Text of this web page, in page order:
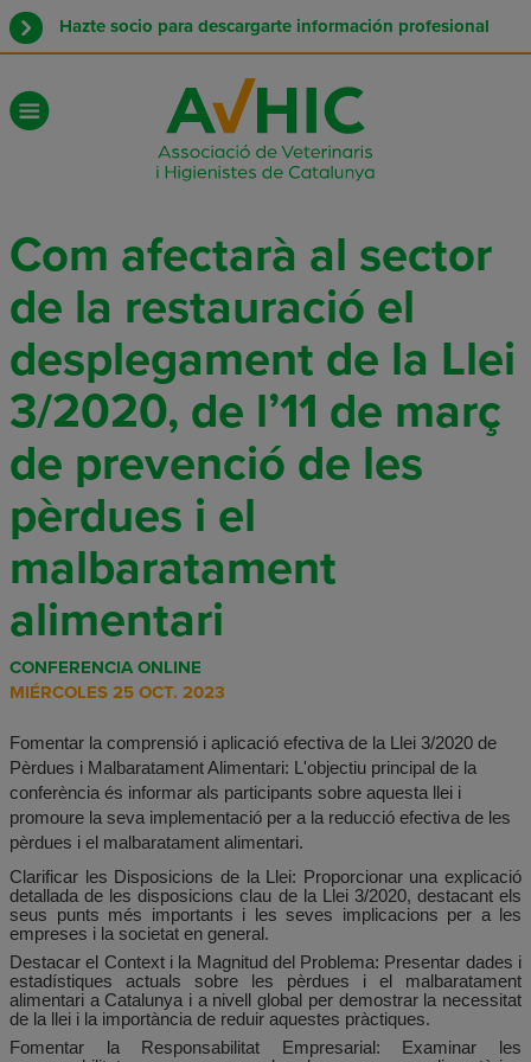
Hazte socio para descargarte información profesional
Com afectarà al sector
de la restauració el
desplegament de la Llei
3/2020, de l’11 de març
de prevenció de les
pèrdues i el
malbaratament
alimentari
CONFERENCIA ONLINE
MIÉRCOLES 25 OCT. 2023
Fomentar la comprensió i aplicació efectiva de la Llei 3/2020 de
Pèrdues i Malbaratament Alimentari: L'objectiu principal de la
conferència és informar als participants sobre aquesta llei i
promoure la seva implementació per a la reducció efectiva de les
pèrdues i el malbaratament alimentari.
Clarificar les Disposicions de la Llei: Proporcionar una explicació
detallada de les disposicions clau de la Llei 3/2020, destacant els
seus punts més importants i les seves implicacions per a les
empreses i la societat en general.
Destacar el Context i la Magnitud del Problema: Presentar dades i
estadístiques actuals sobre les pèrdues i el malbaratament
alimentari a Catalunya i a nivell global per demostrar la necessitat
de la llei i la importància de reduir aquestes pràctiques.
Fomentar la Responsabilitat Empresarial: Examinar les